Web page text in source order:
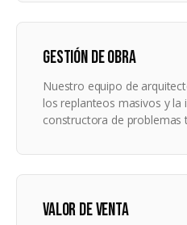
GESTIÓN DE OBRA
Nuestro equipo de
los replanteos masivos y la
constructora de problemas
VALOR DE VENTA